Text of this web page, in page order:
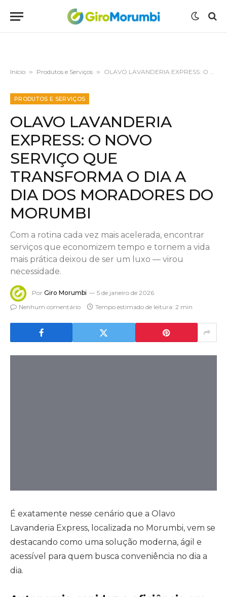
Início » Produtos e Serviços » OLAVO LAVANDERIA EXPRESS: O NOVO SERVIÇO QUE TRANSFORMA O DIA A DIA DOS MORADORES DO MORUMBI
PRODUTOS E SERVIÇOS
OLAVO LAVANDERIA
EXPRESS: O NOVO
SERVIÇO QUE
TRANSFORMA O DIA A
DIA DOS MORADORES DO
MORUMBI
Com a rotina cada vez mais acelerada, encontrar
serviços que economizem tempo e tornem a vida
mais prática deixou de ser um luxo — virou
necessidade.
Por Giro Morumbi
5 de janeiro de 2026
Nenhum comentário
Tempo estimado de leitura: 2 min
É exatamente nesse cenário que a Olavo
Lavanderia Express, localizada no Morumbi, vem se
destacando como uma solução moderna, ágil e
acessível para quem busca conveniência no dia a
dia.